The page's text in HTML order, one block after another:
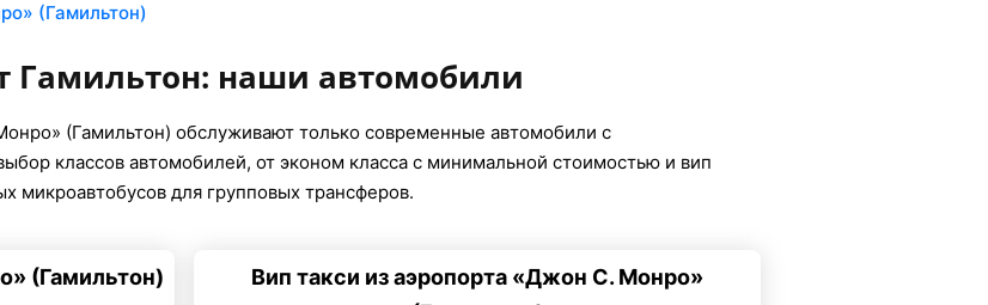
(Гамильтон)
Гамильтон: наши автомобили
(Гамильтон) обслуживают только современные автомобили с
классов автомобилей, от эконом класса с минимальной стоимостью и вип
микроавтобусов для групповых трансферов.
(Гамильтон)
Вип такси из аэропорта «Джон С. Монро»